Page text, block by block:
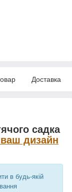
Доставка
садка
дизайн
в будь-якій